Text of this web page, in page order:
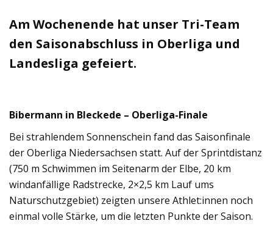
Am Wochenende hat unser Tri-Team
den Saisonabschluss in Oberliga und
Landesliga gefeiert.
Bibermann in Bleckede – Oberliga-Finale
Bei strahlendem Sonnenschein fand das Saisonfinale
der Oberliga Niedersachsen statt. Auf der Sprintdistanz
(750 m Schwimmen im Seitenarm der Elbe, 20 km
windanfällige Radstrecke, 2×2,5 km Lauf ums
Naturschutzgebiet) zeigten unsere Athlet:innen noch
einmal volle Stärke, um die letzten Punkte der Saison.